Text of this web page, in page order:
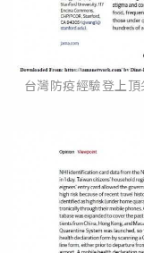
台灣防疫經驗登上